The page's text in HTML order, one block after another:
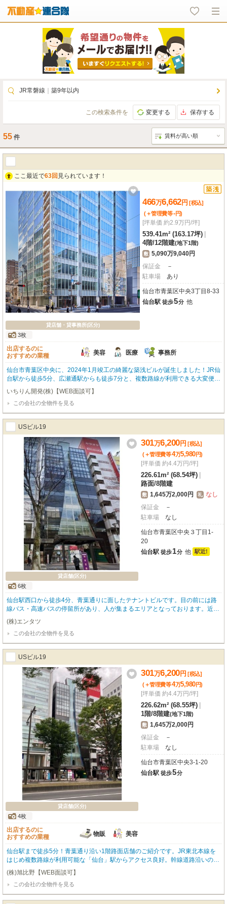
JR常磐線 築9年以内
この検索条件を 変更する 保存する
55 件
ここ最近で63回 見られています！
貸店舗・貸事務所(区分)
3枚
466万6,662円 [税込]
(＋管理費等-円)
[坪単価 約2.9万円/坪]
539.41m² (163.17坪)
4階/12階建(地下1階)
敷 5,090万9,040円
保証金
－
駐車場
あり
仙台市青葉区中央3丁目8-33
仙台駅 徒歩5分 他
出店するのに
おすすめの業種
美容 医療 事務所
仙台市青葉区中央に、2024年1月竣工の綺麗な築浅ビルが誕生しました！JR仙
台駅から徒歩5分、広瀬通駅からも徒歩7分と、複数路線が利用できる大変便利
な駅前立地が魅力です。周辺にはスターバックスやコンビニ、銀行、ドラッグ
ストアなどが充実しており、ビジネスを強力にサポートしてくれる環境が整っ
ています。広々とした539.41㎡の空間は、OAフロアや個別空調、24時間セキ
ュリティを完備。快適なオフィス環境はもちろん、美容・健康・介護、医療関
連の事業所としてもおすすめです。エレベーターや男女別トイレ、光ファイバ
ーも整い、24時間ご利用いただけるのも嬉しいポイントですね。事務所以外の
業種もご相談いただけますので、ぜひ新しいビジネスの拠点として、この素晴
らしい空間をご検討ください。お問い合わせを心よりお待ちしております。
いちりん開発(株)【WEB面談可】
この会社の全物件を見る
USビル19
貸店舗(区分)
6枚
301万6,200円 [税込]
(＋管理費等4万5,980円)
[坪単価 約4.4万円/坪]
226.61m² (68.54坪)
路面/8階建
敷 1,645万2,000円 礼 なし
保証金
－
駐車場
なし
仙台市青葉区中央３丁目1-
20
仙台駅 徒歩1分 他 駅近!
仙台駅西口から徒歩4分、青葉通りに面したテナントビルです。目の前には路
線バス・高速バスの停留所があり、人が集まるエリアとなっております。近隣
にはカフェや居酒屋、カラオケ店もあり、お酒を飲む方も非常に多いエリアで
す。当物件も重飲食を含む飲食店相談可能でございます！またクリニック等も
相談可能でございますので様々な業態で是非ご相談ください。
(株)エンタツ
この会社の全物件を見る
USビル19
貸店舗(区分)
4枚
301万6,200円 [税込]
(＋管理費等4万5,980円)
[坪単価 約4.4万円/坪]
226.62m² (68.55坪)
1階/8階建(地下1階)
敷 1,645万2,000円
保証金
－
駐車場
なし
仙台市青葉区中央3-1-20
仙台駅 徒歩5分
出店するのに
おすすめの業種
物販 美容
仙台駅まで徒歩5分！青葉通り沿い1階路面店舗のご紹介です。JR東北本線を
はじめ複数路線が利用可能な「仙台」駅からアクセス良好。幹線道路沿いの駅
前立地は、高い集客力と視認性を期待できるでしょう。周辺には銀行、コンビ
ニ、スーパー、ドラッグストアなど生活利便施設が充実しており、ビジネス拠
点として優れた環境です。広々とした専有面積226.62㎡の空間は、スケルトン
渡しのため、お客様のイメージに合わせて自由にレイアウトが可能です。
(株)旭比野【WEB面談可】
この会社の全物件を見る